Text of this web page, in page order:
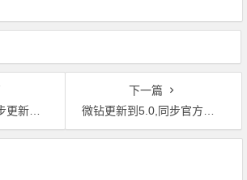
本6.5.9
下一篇
微钻更新到5.0,同步官方微信6.5.8